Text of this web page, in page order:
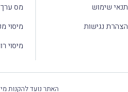
תנאי שימוש
הצהרת נגישות
מס
מיסוי
מיסוי
האתר נועד להקנות